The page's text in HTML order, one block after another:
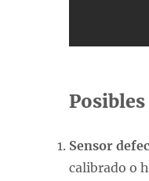
Posibles
Sensor
calibrado o